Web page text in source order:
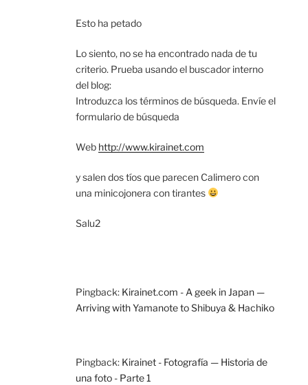
Esto ha petado
Lo siento, no se ha encontrado nada de tu
criterio. Prueba usando el buscador interno
del blog:
Introduzca los términos de búsqueda. Envíe el
formulario de búsqueda
Web http://www.kirainet.com
y salen dos tíos que parecen Calimero con
una minicojonera con tirantes
Salu2
Pingback: Kirainet.com - A geek in Japan —
Arriving with Yamanote to Shibuya & Hachiko
Pingback: Kirainet - Fotografía — Historia de
una foto - Parte 1